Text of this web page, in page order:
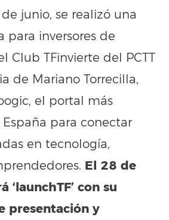
junio, se realizó una
para inversores de
Club TFinvierte del PCTT
de Mariano Torrecilla,
el portal más
para conectar
en tecnología,
El 28 de
‘launchTF’ con su
presentación y